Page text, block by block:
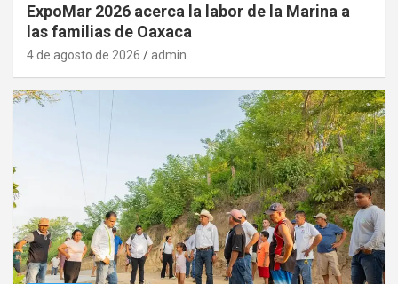
ExpoMar 2026 acerca la labor de la Marina a
las familias de Oaxaca
4 de agosto de 2026 admin